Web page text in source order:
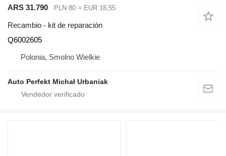
ARS 31.790 PLN 80 ≈ EUR 18,55
Recambio - kit de reparación
Q6002605
Polonia, Smolno Wielkie
Auto Perfekt Michał Urbaniak